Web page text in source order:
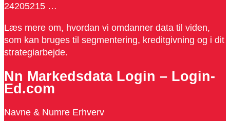
24205215 …
Læs mere om, hvordan vi omdanner data til viden,
som kan bruges til segmentering, kreditgivning og i dit
strategiarbejde.
Nn Markedsdata Login – Login-
Ed.com
Navne & Numre Erhverv